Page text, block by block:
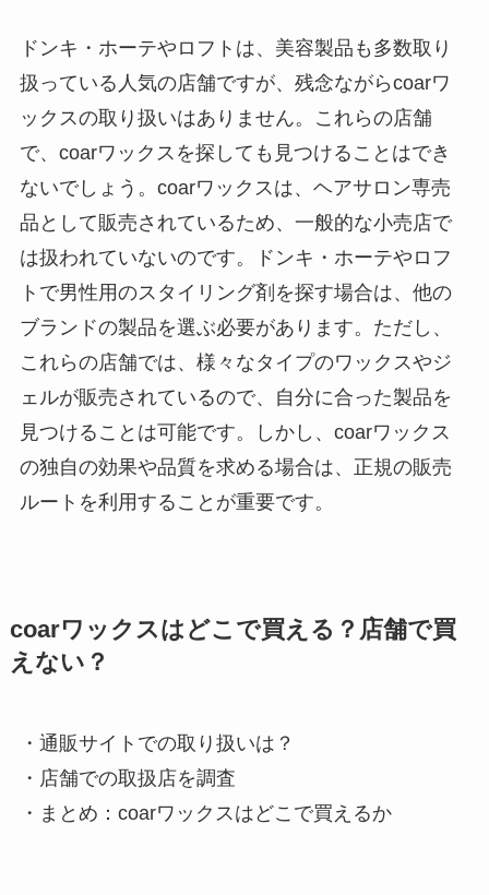
ドンキ・ホーテやロフトは、美容製品も多数取り
扱っている人気の店舗ですが、残念ながらcoarワ
ックスの取り扱いはありません。これらの店舗
で、coarワックスを探しても見つけることはでき
ないでしょう。coarワックスは、ヘアサロン専売
品として販売されているため、一般的な小売店で
は扱われていないのです。ドンキ・ホーテやロフ
トで男性用のスタイリング剤を探す場合は、他の
ブランドの製品を選ぶ必要があります。ただし、
これらの店舗では、様々なタイプのワックスやジ
ェルが販売されているので、自分に合った製品を
見つけることは可能です。しかし、coarワックス
の独自の効果や品質を求める場合は、正規の販売
ルートを利用することが重要です。
coarワックスはどこで買える？店舗で買
えない？
・通販サイトでの取り扱いは？
・店舗での取扱店を調査
・まとめ：coarワックスはどこで買えるか